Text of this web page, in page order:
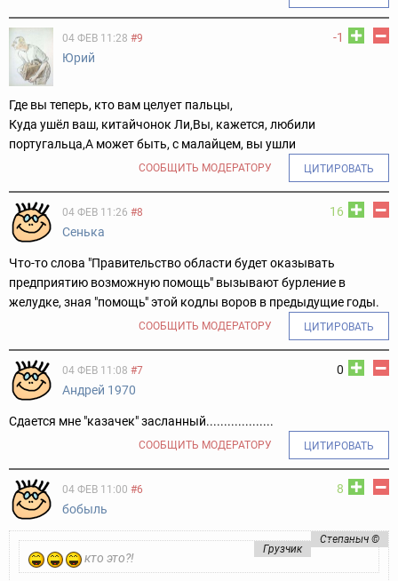
-1
04 ФЕВ 11:28 #9
Юрий
Где вы теперь, кто вам целует пальцы,
Куда ушёл ваш, китайчонок Ли,Вы, кажется, любили
португальца,А может быть, с малайцем, вы ушли
СООБЩИТЬ МОДЕРАТОРУ ЦИТИРОВАТЬ
16
04 ФЕВ 11:26 #8
Сенька
Что-то слова "Правительство области будет оказывать
предприятию возможную помощь" вызывают бурление в
желудке, зная "помощь" этой кодлы воров в предыдущие годы.
СООБЩИТЬ МОДЕРАТОРУ ЦИТИРОВАТЬ
0
04 ФЕВ 11:08 #7
Андрей 1970
Сдается мне "казачек" засланный...................
СООБЩИТЬ МОДЕРАТОРУ ЦИТИРОВАТЬ
8
04 ФЕВ 11:00 #6
бобыль
Степаныч ©
Грузчик
кто это?!